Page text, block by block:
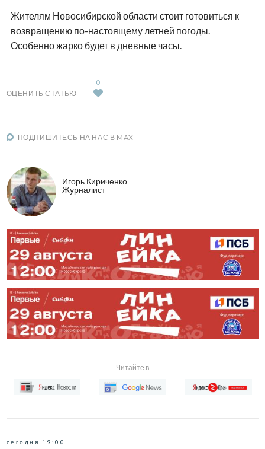
Жителям Новосибирской области стоит готовиться к
возвращению по-настоящему летней погоды.
Особенно жарко будет в дневные часы.
ОЦЕНИТЬ СТАТЬЮ
0
ПОДПИШИТЕСЬ НА НАС В MAX
Игорь Кириченко
Журналист
Читайте в
сегодня 19:00